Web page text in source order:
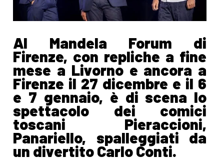
Al Mandela Forum di
Firenze, con repliche a fine
mese a Livorno e ancora a
Firenze il 27 dicembre e il 6
e 7 gennaio, è di scena lo
spettacolo dei comici
toscani Pieraccioni,
Panariello, spalleggiati da
un divertito Carlo Conti.